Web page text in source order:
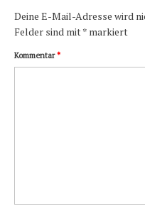
Deine E-Mail-Adresse wird
Felder sind mit* markiert
Kommentar*